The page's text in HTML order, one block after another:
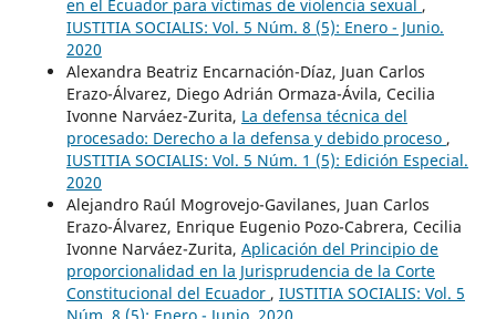
en el Ecuador para víctimas de violencia sexual ,
IUSTITIA SOCIALIS: Vol. 5 Núm. 8 (5): Enero - Junio.
2020
Alexandra Beatriz Encarnación-Díaz, Juan Carlos
Erazo-Álvarez, Diego Adrián Ormaza-Ávila, Cecilia
Ivonne Narváez-Zurita, La defensa técnica del
procesado: Derecho a la defensa y debido proceso ,
IUSTITIA SOCIALIS: Vol. 5 Núm. 1 (5): Edición Especial.
2020
Alejandro Raúl Mogrovejo-Gavilanes, Juan Carlos
Erazo-Álvarez, Enrique Eugenio Pozo-Cabrera, Cecilia
Ivonne Narváez-Zurita, Aplicación del Principio de
proporcionalidad en la Jurisprudencia de la Corte
Constitucional del Ecuador , IUSTITIA SOCIALIS: Vol. 5